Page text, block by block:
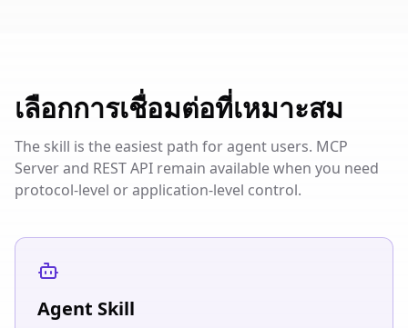
เลือกการเชื่อมต่อที่เหมาะสม
The skill is the easiest path for agent users. MCP
Server and REST API remain available when you need
protocol-level or application-level control.
Agent Skill